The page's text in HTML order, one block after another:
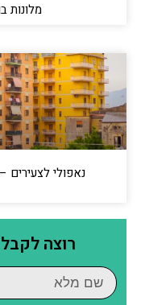
מלונות בוטיק 4
נאפולי לצעירים
רוצה